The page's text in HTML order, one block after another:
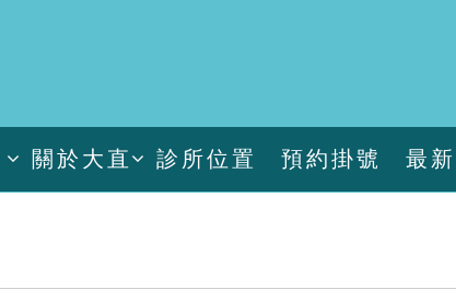
關於大直 診所位置 預約掛號 最